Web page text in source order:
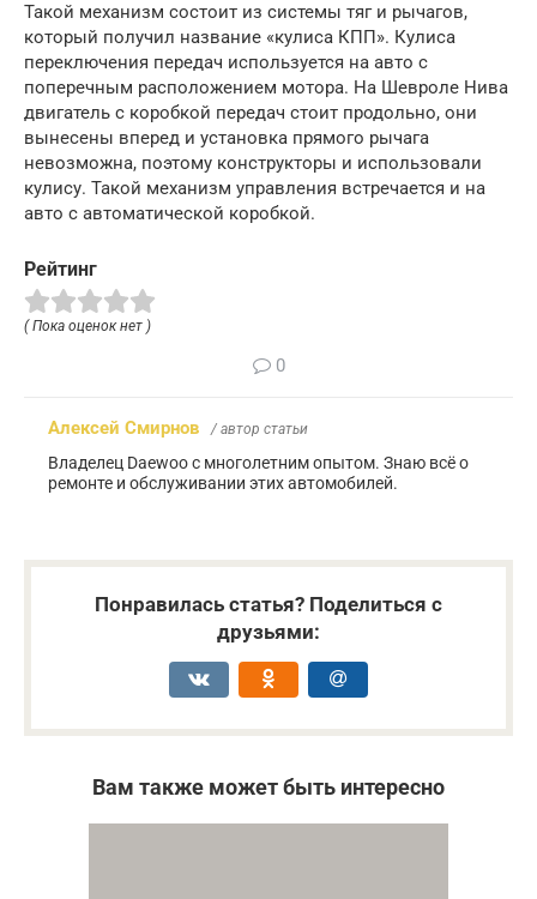
Такой механизм состоит из системы тяг и рычагов,
который получил название «кулиса КПП». Кулиса
переключения передач используется на авто с
поперечным расположением мотора. На Шевроле Нива
двигатель с коробкой передач стоит продольно, они
вынесены вперед и установка прямого рычага
невозможна, поэтому конструкторы и использовали
кулису. Такой механизм управления встречается и на
авто с автоматической коробкой.
Рейтинг
( Пока оценок нет )
0
Алексей Смирнов / автор статьи
Владелец Daewoo с многолетним опытом. Знаю всё о
ремонте и обслуживании этих автомобилей.
Понравилась статья? Поделиться с
друзьями:
Вам также может быть интересно